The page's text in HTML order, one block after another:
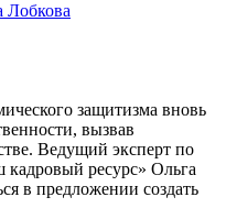
Лобкова
защитизма вновь
вызвав
Ведущий эксперт по
кадровый ресурс» Ольга
в предложении создать